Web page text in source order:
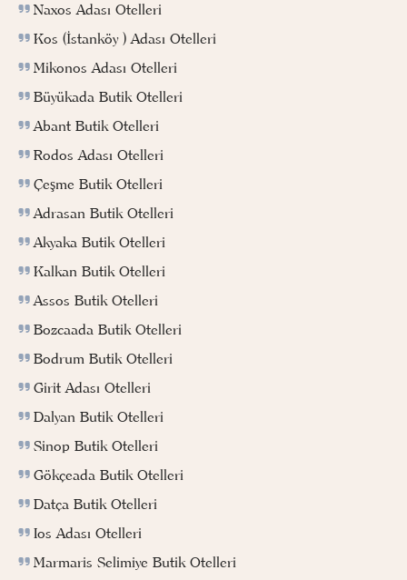
Naxos Adası Otelleri
Kos (İstanköy ) Adası Otelleri
Mikonos Adası Otelleri
Büyükada Butik Otelleri
Abant Butik Otelleri
Rodos Adası Otelleri
Çeşme Butik Otelleri
Adrasan Butik Otelleri
Akyaka Butik Otelleri
Kalkan Butik Otelleri
Assos Butik Otelleri
Bozcaada Butik Otelleri
Bodrum Butik Otelleri
Girit Adası Otelleri
Dalyan Butik Otelleri
Sinop Butik Otelleri
Gökçeada Butik Otelleri
Datça Butik Otelleri
Ios Adası Otelleri
Marmaris Selimiye Butik Otelleri